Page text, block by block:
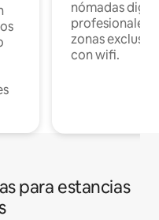
nómadas
profesionales
zonas
con wifi.
para estancias